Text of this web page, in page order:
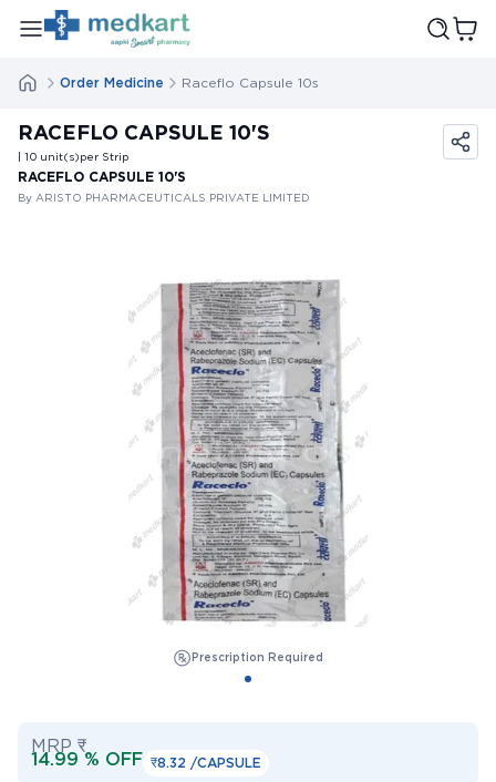
Order Medicine Raceflo Capsule 10s
RACEFLO CAPSULE 10'S
| 10 unit(s)per Strip
RACEFLO CAPSULE 10'S
By ARISTO PHARMACEUTICALS PRIVATE LIMITED
Prescription Required
MRP ₹
14.99 % OFF ₹8.32 /CAPSULE